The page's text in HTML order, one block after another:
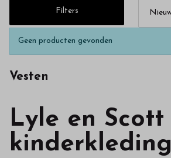
hoge
kwaliteit
in
onze
webshop
Filters
Geen producten gevonden
Vesten
Lyle en Scott
kinderkleding